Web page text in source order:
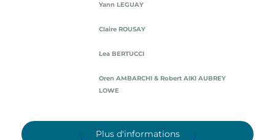
Yann LEGUAY
Claire ROUSAY
Lea BERTUCCI
Oren AMBARCHI & Robert AIKI AUBREY
LOWE
Plus d'informations